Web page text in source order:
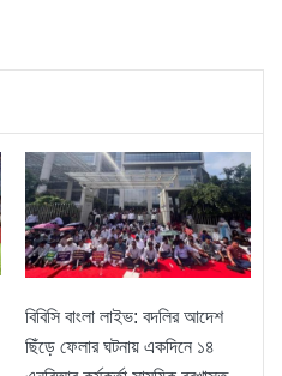
বিবিসি বাংলা লাইভ: বদলির আদেশ
ছিঁড়ে ফেলার ঘটনায় একদিনে ১৪